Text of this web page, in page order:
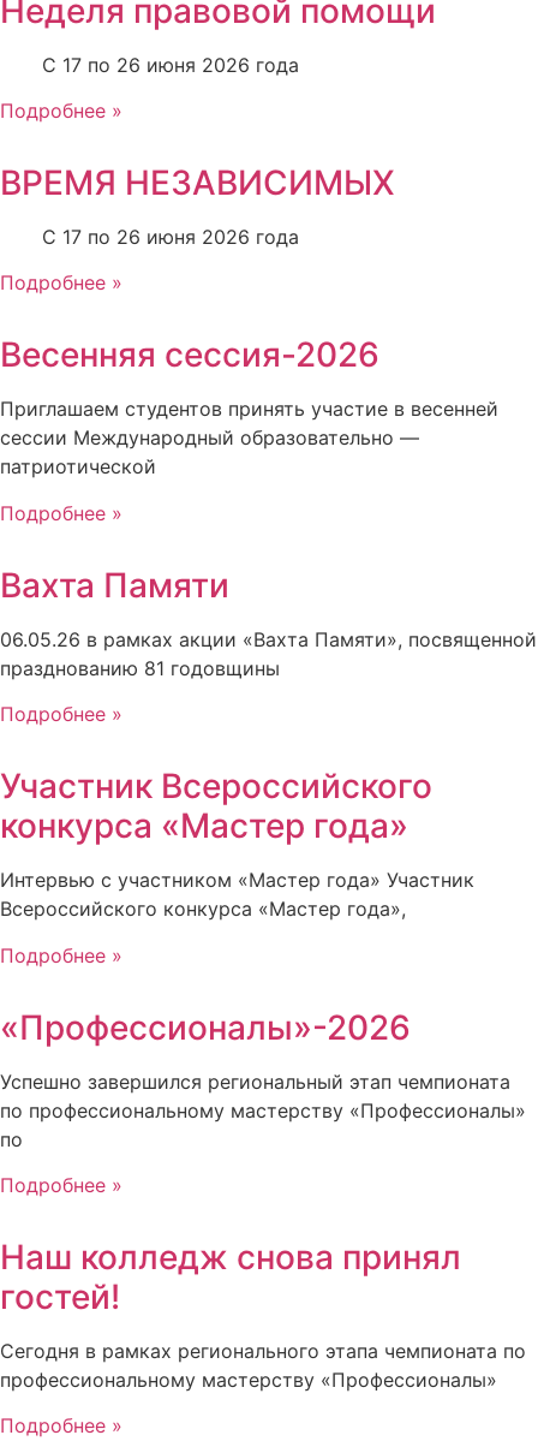
Неделя правовой помощи
С 17 по 26 июня 2026 года
Подробнее »
ВРЕМЯ НЕЗАВИСИМЫХ
С 17 по 26 июня 2026 года
Подробнее »
Весенняя сессия-2026
Приглашаем студентов принять участие в весенней
сессии Международный образовательно —
патриотической
Подробнее »
Вахта Памяти
06.05.26 в рамках акции «Вахта Памяти», посвященной
празднованию 81 годовщины
Подробнее »
Участник Всероссийского
конкурса «Мастер года»
Интервью с участником «Мастер года» Участник
Всероссийского конкурса «Мастер года»,
Подробнее »
«Профессионалы»-2026
Успешно завершился региональный этап чемпионата
по профессиональному мастерству «Профессионалы»
по
Подробнее »
Наш колледж снова принял
гостей!
Сегодня в рамках регионального этапа чемпионата по
профессиональному мастерству «Профессионалы»
Подробнее »